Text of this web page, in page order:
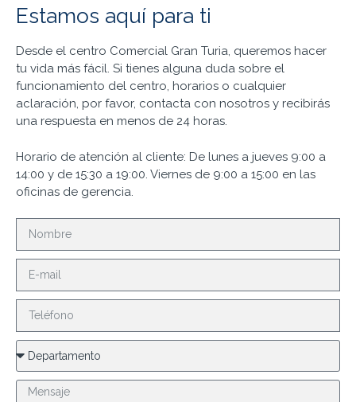
Estamos aquí para ti
Desde el centro Comercial Gran Turia, queremos hacer
tu vida más fácil. Si tienes alguna duda sobre el
funcionamiento del centro, horarios o cualquier
aclaración, por favor, contacta con nosotros y recibirás
una respuesta en menos de 24 horas.
Horario de atención al cliente: De lunes a jueves 9:00 a
14:00 y de 15:30 a 19:00. Viernes de 9:00 a 15:00 en las
oficinas de gerencia.